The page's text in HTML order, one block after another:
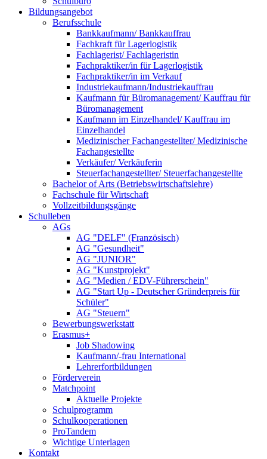
Bildungsangebot
Berufsschule
Bankkaufmann/ Bankkauffrau
Fachkraft für Lagerlogistik
Fachlagerist/ Fachlageristin
Fachpraktiker/in für Lagerlogistik
Fachpraktiker/in im Verkauf
Industriekaufmann/Industriekauffrau
Kaufmann für Büromanagement/ Kauffrau für
Büromanagement
Kaufmann im Einzelhandel/ Kauffrau im
Einzelhandel
Medizinischer Fachangestellter/ Medizinische
Fachangestellte
Verkäufer/ Verkäuferin
Steuerfachangestellter/ Steuerfachangestellte
Bachelor of Arts (Betriebswirtschaftslehre)
Fachschule für Wirtschaft
Vollzeitbildungsgänge
Schulleben
AGs
AG "DELF" (Französisch)
AG "Gesundheit"
AG "JUNIOR"
AG "Kunstprojekt"
AG "Medien / EDV-Führerschein"
AG "Start Up - Deutscher Gründerpreis für
Schüler"
AG "Steuern"
Bewerbungswerkstatt
Erasmus+
Job Shadowing
Kaufmann/-frau International
Lehrerfortbildungen
Förderverein
Matchpoint
Aktuelle Projekte
Schulprogramm
Schulkooperationen
ProTandem
Wichtige Unterlagen
Kontakt